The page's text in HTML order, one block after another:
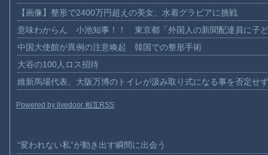
【画像】整形で2400万円超えの美女、水着グラビアに挑戦
意味わからん 小池知事！！ 東京都「外国人の新聞配達員に子
中国大使館が異例の注意喚起 韓国での整形手術
大谷の100人ロス招待
維新馬場代表、大阪万博のトイレが汲み取り式になる事を否定せ
Powered by livedoor 相互RSS
“変われない私”が動き出す瞬間に出会う